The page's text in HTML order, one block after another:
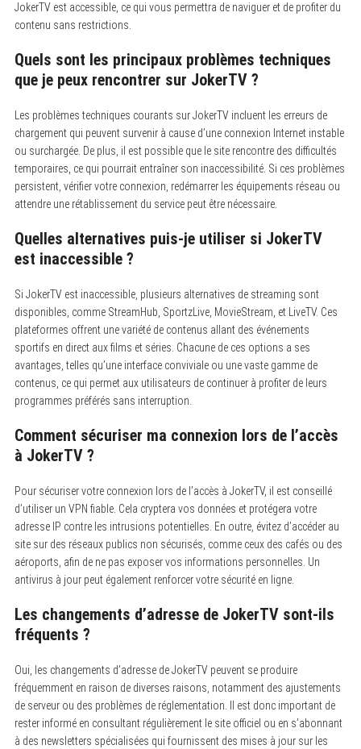
JokerTV est accessible, ce qui vous permettra de naviguer et de profiter du
contenu sans restrictions.
Quels sont les principaux problèmes techniques
que je peux rencontrer sur JokerTV ?
Les problèmes techniques courants sur JokerTV incluent les erreurs de
chargement qui peuvent survenir à cause d’une connexion Internet instable
ou surchargée. De plus, il est possible que le site rencontre des difficultés
temporaires, ce qui pourrait entraîner son inaccessibilité. Si ces problèmes
persistent, vérifier votre connexion, redémarrer les équipements réseau ou
attendre une rétablissement du service peut être nécessaire.
Quelles alternatives puis-je utiliser si JokerTV
est inaccessible ?
Si JokerTV est inaccessible, plusieurs alternatives de streaming sont
disponibles, comme StreamHub, SportzLive, MovieStream, et LiveTV. Ces
plateformes offrent une variété de contenus allant des événements
sportifs en direct aux films et séries. Chacune de ces options a ses
avantages, telles qu’une interface conviviale ou une vaste gamme de
contenus, ce qui permet aux utilisateurs de continuer à profiter de leurs
programmes préférés sans interruption.
Comment sécuriser ma connexion lors de l’accès
à JokerTV ?
Pour sécuriser votre connexion lors de l’accès à JokerTV, il est conseillé
d’utiliser un VPN fiable. Cela cryptera vos données et protégera votre
adresse IP contre les intrusions potentielles. En outre, évitez d’accéder au
site sur des réseaux publics non sécurisés, comme ceux des cafés ou des
aéroports, afin de ne pas exposer vos informations personnelles. Un
antivirus à jour peut également renforcer votre sécurité en ligne.
Les changements d’adresse de JokerTV sont-ils
fréquents ?
Oui, les changements d’adresse de JokerTV peuvent se produire
fréquemment en raison de diverses raisons, notamment des ajustements
de serveur ou des problèmes de réglementation. Il est donc important de
rester informé en consultant régulièrement le site officiel ou en s’abonnant
à des newsletters spécialisées qui fournissent des mises à jour sur les